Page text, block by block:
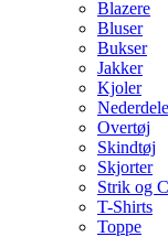
Blazere
Bluser
Bukser
Jakker
Kjoler
Nederdele
Overtøj
Skindtøj
Skjorter
Strik og
T-Shirts
Toppe